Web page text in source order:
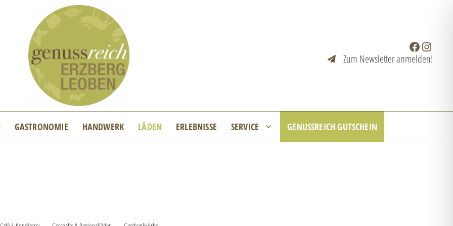
Facebook
Zum Newsletter anmelden!
GASTRONOMIE HANDWERK LÄDEN ERLEBNISSE SERVICE GENUSSREICH GUTSCHEIN